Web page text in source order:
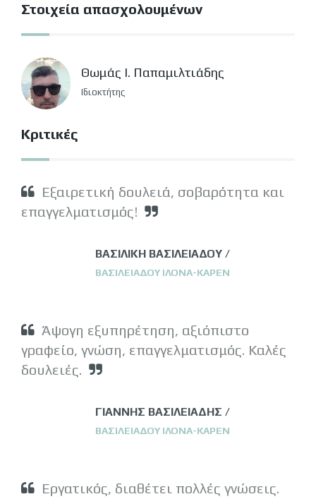
Στοιχεία απασχολουμένων
Θωμάς Ι. Παπαμιλτιάδης
Ιδιοκτήτης
Κριτικές
Εξαιρετική δουλειά, σοβαρότητα και
επαγγελματισμός!
ΒΑΣΙΛΙΚΗ ΒΑΣΙΛΕΙΑΔΟΥ /
ΒΑΣΙΛΕΙΑΔΟΥ ΙΛΟΝΑ-ΚΑΡΕΝ
Άψογη εξυπηρέτηση, αξιόπιστο
γραφείο, γνώση, επαγγελματισμός. Καλές
δουλειές.
ΓΙΑΝΝΗΣ ΒΑΣΙΛΕΙΑΔΗΣ /
ΒΑΣΙΛΕΙΑΔΟΥ ΙΛΟΝΑ-ΚΑΡΕΝ
Εργατικός, διαθέτει πολλές γνώσεις.